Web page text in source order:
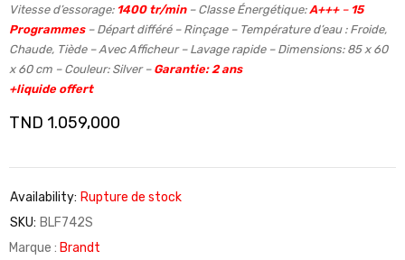
Vitesse d’essorage: 1400 tr/min– Classe Énergétique:A+++– 15
Programmes – Départ différé – Rinçage – Température d’eau : Froide,
Chaude, Tiède – Avec Afficheur – Lavage rapide – Dimensions: 85 x 60
x 60 cm – Couleur: Silver – Garantie: 2 ans
+liquide offert
TND 1.059,000
Availability: Rupture de stock
SKU: BLF742S
Marque : Brandt